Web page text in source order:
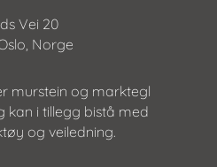
Vei 20
Norge
murstein og marktegl
kan i tillegg bistå med
og veiledning.